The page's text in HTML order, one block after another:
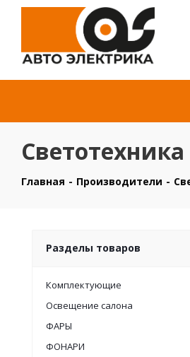
Светотехника
Главная - Производители -
Разделы товаров
Комплектующие
Освещение салона
ФАРЫ
ФОНАРИ